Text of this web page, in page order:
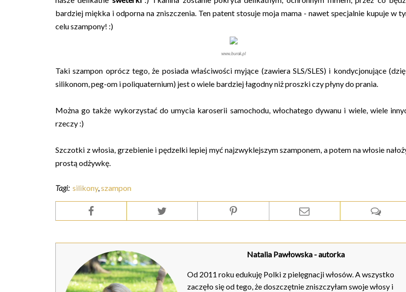
bardziej miękka i odporna na zniszczenia. Ten patent stosuje moja mama - nawet specjalnie kupuje w
celu szampony! :)
www.burak.pl
Taki szampon oprócz tego, że posiada właściwości myjące (zawiera SLS/SLES) i kondycjonujące
silikonom, peg-om i poliquaternium) jest o wiele bardziej łagodny niż proszki czy płyny do prania.
Można go także wykorzystać do umycia karoserii samochodu, włochatego dywanu i wiele, wiele
rzeczy :)
Szczotki z włosia, grzebienie i pędzelki lepiej myć najzwyklejszym szamponem, a potem na włosie
prostą odżywkę.
Tagi: silikony,szampon
Natalia Pawłowska- autorka
Od 2011 roku edukuję Polki z pielęgnacji włosów. A wszystko
zaczęło się od tego, że doszczętnie zniszczyłam swoje włosy i